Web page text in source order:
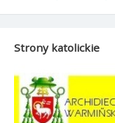
Strony katolickie